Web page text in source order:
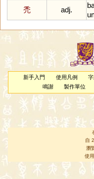
禿
adj.
新手入門 使用凡例
鳴謝
製作單位
自
瀏
使